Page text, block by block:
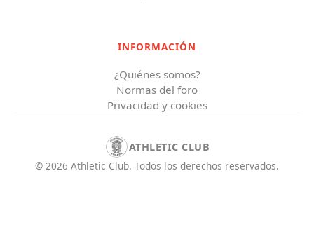
INFORMACIÓN
¿Quiénes somos?
Normas del foro
Privacidad y cookies
ATHLETIC CLUB
© 2026 Athletic Club. Todos los derechos reservados.